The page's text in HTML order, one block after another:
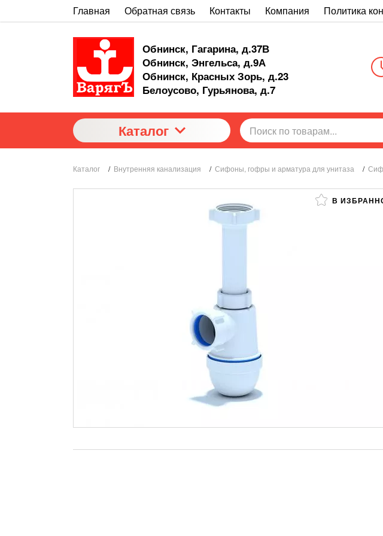
Главная Обратная связь Контакты Компания Политика
Обнинск, Гагарина, д.37В
Обнинск, Энгельса, д.9А
Обнинск, Красных Зорь, д.23
Белоусово, Гурьянова, д.7
Каталог
Каталог / Внутренняя канализация / Сифоны, гофры и арматура для унитаза /
В